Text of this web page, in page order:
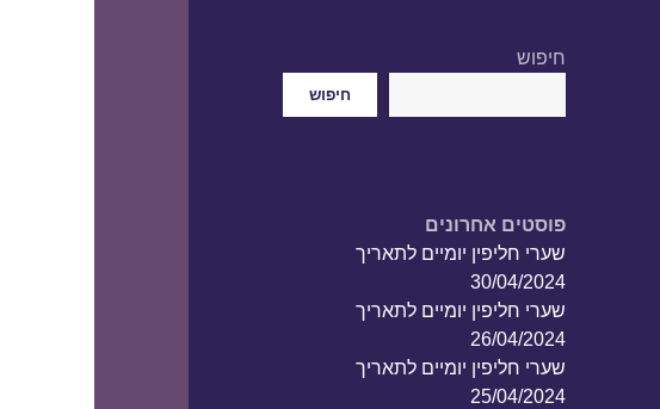
חיפוש
חיפוש
פוסטים אחרונים
שערי חליפין יומיים לתאריך
30/04/2024
שערי חליפין יומיים לתאריך
26/04/2024
שערי חליפין יומיים לתאריך
25/04/2024